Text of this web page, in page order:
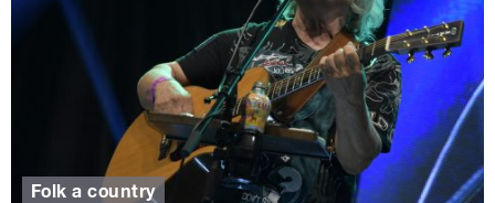
Folk a country